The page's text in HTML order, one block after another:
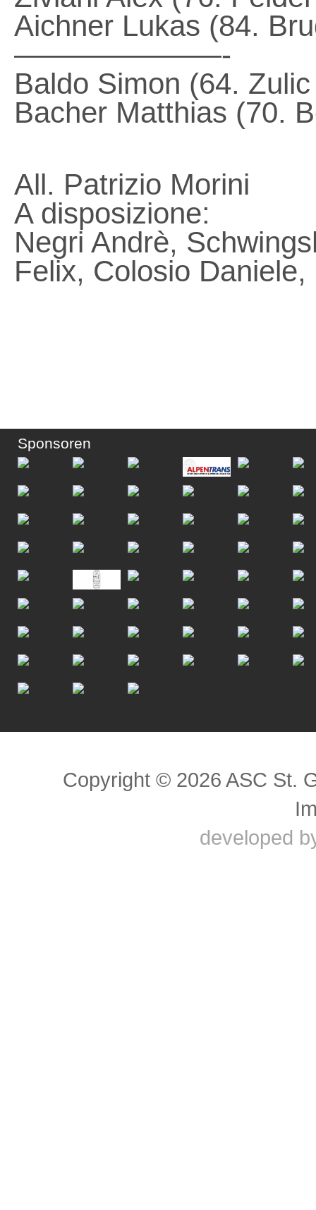
Aichner Lukas (84.
———————-
Baldo Simon (64.
Bacher Matthias (70.
All. Patrizio Morini
A disposizione:
Negri Andrè,
Felix, Colosio
Sponsoren
Copyright © 2026 ASC St.
developed